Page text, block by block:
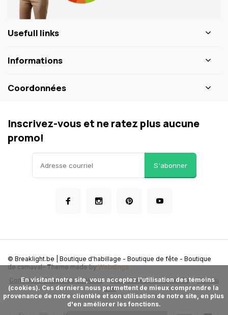
Usefull links
Informations
Coordonnées
Inscrivez-vous et ne ratez plus aucune
promo!
S'abonner
Conditions Generales de Vente Protection de la vie privée
Plan du
site
© Breaklight.be | Boutique d'habillage - Boutique de fête - Boutique
de carnaval- Theme made byWebdinge
      En visitant notre site, vous acceptez l'utilisation des témoins
(cookies). Ces derniers nous permettent de mieux comprendre la
provenance de notre clientèle et son utilisation de notre site, en plus
d'en améliorer les fonctions.